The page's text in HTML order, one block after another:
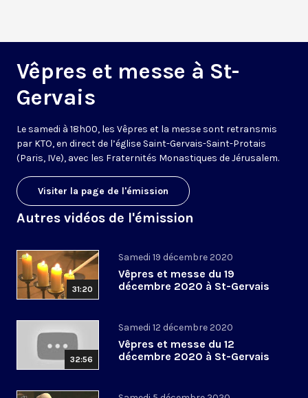
Vêpres et messe à St-
Gervais
Le samedi à 18h00, les Vêpres et la messe sont retransmis
par KTO, en direct de l’église Saint-Gervais-Saint-Protais
(Paris, IVe), avec les Fraternités Monastiques de Jérusalem.
Visiter la page de l'émission
Autres vidéos de l'émission
31:20
Samedi 19 décembre 2020
Vêpres et messe du 19
décembre 2020 à St-Gervais
32:56
Samedi 12 décembre 2020
Vêpres et messe du 12
décembre 2020 à St-Gervais